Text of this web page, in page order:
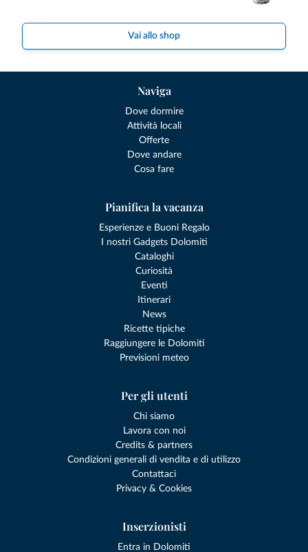
Vai allo shop
Naviga
Dove dormire
Attività locali
Offerte
Dove andare
Cosa fare
Pianifica la vacanza
Esperienze e Buoni Regalo
I nostri Gadgets Dolomiti
Cataloghi
Curiosità
Eventi
Itinerari
News
Ricette tipiche
Raggiungere le Dolomiti
Previsioni meteo
Per gli utenti
Chi siamo
Lavora con noi
Credits & partners
Condizioni generali di vendita e di utilizzo
Contattaci
Privacy & Cookies
Inserzionisti
Entra in Dolomiti